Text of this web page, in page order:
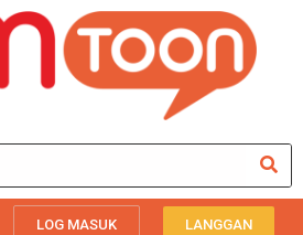
LOG MASUK LANGGAN